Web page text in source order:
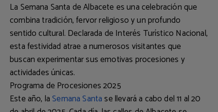
La Semana Santa de Albacete es una celebración que
combina tradición, fervor religioso y un profundo
sentido cultural. Declarada deInterés Turístico Nacional,
esta festividad atrae a numerosos visitantes que
buscan experimentar sus emotivas procesiones y
actividades únicas.
Programa de Procesiones 2025
Este año, laSemana Santase llevará a cabo del11 al 20